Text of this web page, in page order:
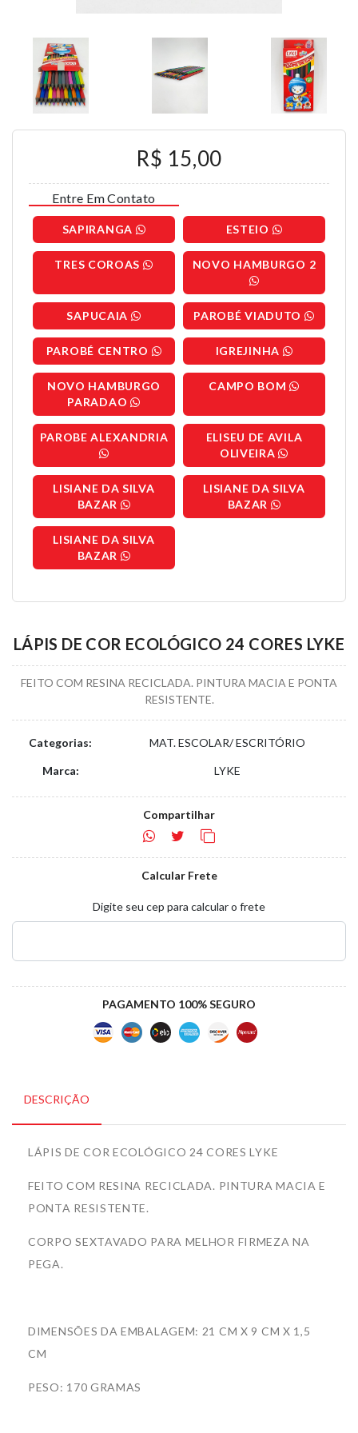
R$ 15,00
Entre Em Contato
SAPIRANGA ESTEIO
TRES COROAS NOVO HAMBURGO 2
SAPUCAIA PAROBÉ VIADUTO
PAROBÉ CENTRO IGREJINHA
NOVO HAMBURGO
PARADAO
CAMPO BOM
PAROBE ALEXANDRIA
ELISEU DE AVILA
OLIVEIRA
LISIANE DA SILVA
BAZAR
LISIANE DA SILVA
BAZAR
LISIANE DA SILVA
BAZAR
LÁPIS DE COR ECOLÓGICO 24 CORES LYKE
FEITO COM RESINA RECICLADA. PINTURA MACIA E PONTA
RESISTENTE.
Categorias: MAT. ESCOLAR/ ESCRITÓRIO
Marca: LYKE
Compartilhar
Calcular Frete
Digite seu cep para calcular o frete
PAGAMENTO 100% SEGURO
DESCRIÇÃO
LÁPIS DE COR ECOLÓGICO 24 CORES LYKE
FEITO COM RESINA RECICLADA. PINTURA MACIA E
PONTA RESISTENTE.
CORPO SEXTAVADO PARA MELHOR FIRMEZA NA
PEGA.
DIMENSÕES DA EMBALAGEM: 21 CM X 9 CM X 1,5
CM
PESO: 170 GRAMAS